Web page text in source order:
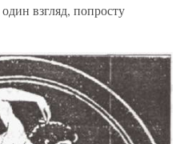
взгляд, попросту